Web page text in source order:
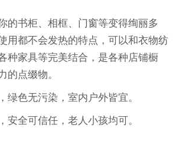
的书柜、相框、门窗等变得绚丽多
用都不会发热的特点，可以和衣物纺
种家具等完美结合，是各种店铺橱
的点缀物。
绿色无污染，室内户外皆宜。
安全可信任，老人小孩均可。